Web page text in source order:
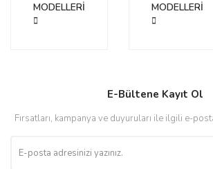
MODELLERİ
MODELLERİ
E-Bültene Kayıt Ol
Fırsatları, kampanya ve duyuruları ile ilgili e-